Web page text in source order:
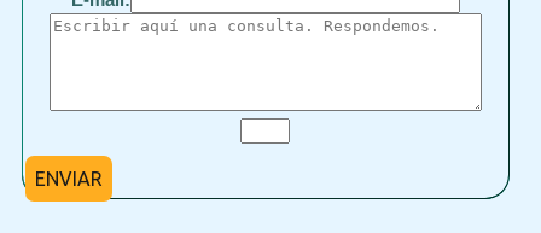
ENVIAR